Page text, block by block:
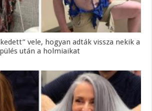
vele, hogyan adták vissza nekik a
után a holmiaikat